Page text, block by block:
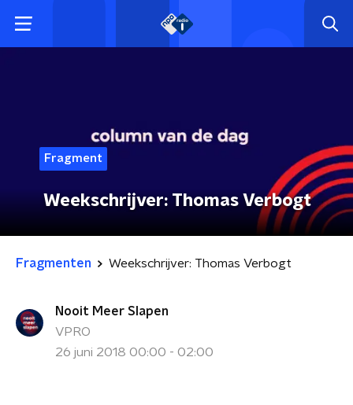
Fragment
Weekschrijver: Thomas Verbogt
Fragmenten Weekschrijver: Thomas Verbogt
Nooit Meer Slapen
VPRO
26 juni 2018 00:00 - 02:00